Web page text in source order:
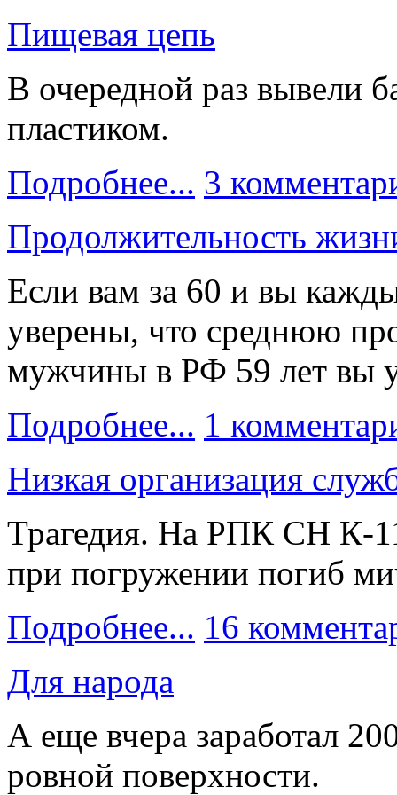
Пищевая цепь
В очередной раз вывели
пластиком.
Подробнее... 3
Продолжительность
Если вам за 60 и вы
уверены, что среднюю
мужчины в РФ 59 лет вы
Подробнее... 1
Низкая организация
Трагедия. На РПК СН К-
при погружении погиб
Подробнее... 16
Для народа
А еще вчера заработал
ровной поверхности.